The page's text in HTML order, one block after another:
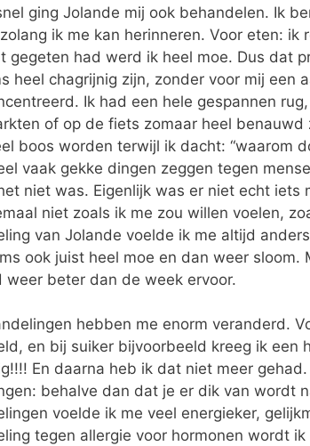
ging Jolande mij ook behandelen. Ik
ik me kan herinneren. Voor eten:
gegeten had werd ik heel moe. Dus dat
heel chagrijnig zijn, zonder voor mij een
Ik had een hele gespannen
of op de fiets zomaar heel
boos worden terwijl ik dacht: “waarom
vaak gekke dingen zeggen tegen
niet was. Eigenlijk was er niet echt
niet zoals ik me zou willen voelen,
van Jolande voelde ik me altijd
ook juist heel moe en dan weer
weer beter dan de week ervoor.
hebben me enorm veranderd.
en bij suiker bijvoorbeeld kreeg ik een
En daarna heb ik dat niet meer
behalve dan dat je er dik van wordt
voelde ik me veel energieker,
tegen allergie voor hormonen wordt